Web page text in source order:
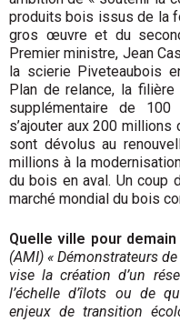
produits bois issus de la
gros œuvre et du
Premier ministre, Jean
la scierie Piveteaubois
Plan de relance, la filière
supplémentaire de 100
s’ajouter aux 200
sont dévolus au
millions à la
du bois en aval. Un coup
marché mondial du bois
Quelle ville pour demain
(AMI) « Démonstrateurs
vise la création d’un
l’échelle d’îlots ou de
enjeux de transition